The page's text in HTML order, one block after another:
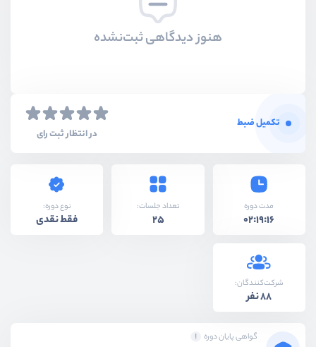
هنوز دیدگاهی ثبت‌نشده
تکمیل ضبط
در انتظار ثبت رای
مدت دوره
02:19:16
تعداد جلسات:
25
نوع دوره:
فقط نقدی
شرکت‌کنندگان:
88 نفر
گواهی پایان دوره